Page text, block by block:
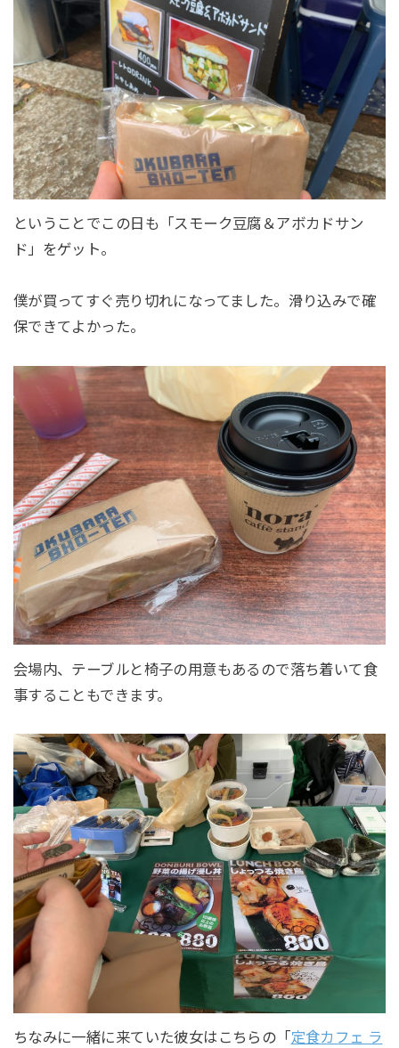
ということでこの日も「スモーク豆腐＆アボカドサン
ド」をゲット。
僕が買ってすぐ売り切れになってました。滑り込みで確
保できてよかった。
会場内、テーブルと椅子の用意もあるので落ち着いて食
事することもできます。
ちなみに一緒に来ていた彼女はこちらの「定食カフェ ラ